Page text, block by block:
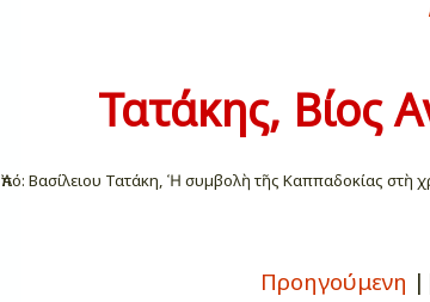
Τατάκης, Βίος
Ἀπό: Βασίλειου Τατάκη, Ἡ συµβολὴ τῆς Καππαδοκίας στὴ
Προηγούμενη